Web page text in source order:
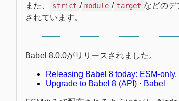
また、
strict / module / target などのデ
されています。
Babel 8.0.0がリリースされました。
Releasing Babel 8 today: ESM-
Upgrade to Babel 8 (API) · Babel